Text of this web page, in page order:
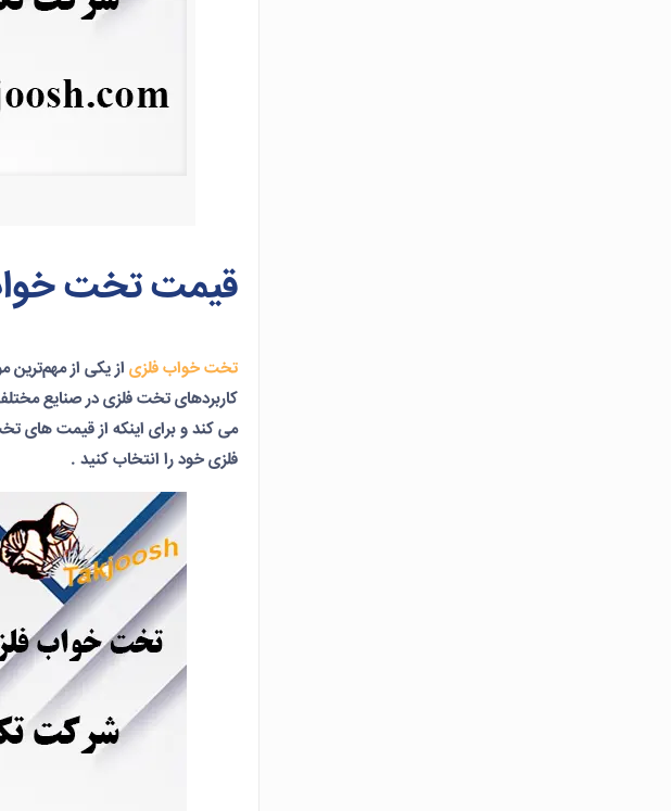
قیمت تخت
تخت خواب فلزیاز یکی از مهم‌ترین
کاربردهای تخت فلزی در صنایع
می کند و برای اینکه از قیمت های
فلزی خود را انتخاب کنید .